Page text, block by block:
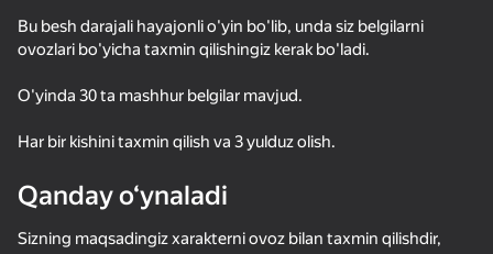
Поппи Плейтайм 1 - Оригинал Кэтнэп. Выживание и морфы.
73
Позвони Помни прямо сейчас!
Bu besh darajali hayajonli o'yin bo'lib, unda siz belgilarni
ovozlari bo'yicha taxmin qilishingiz kerak bo'ladi.
O'yinda 30 ta mashhur belgilar mavjud.
Har bir kishini taxmin qilish va 3 yulduz olish.
Qanday o‘ynaladi
Sizning maqsadingiz xarakterni ovoz bilan taxmin qilishdir,